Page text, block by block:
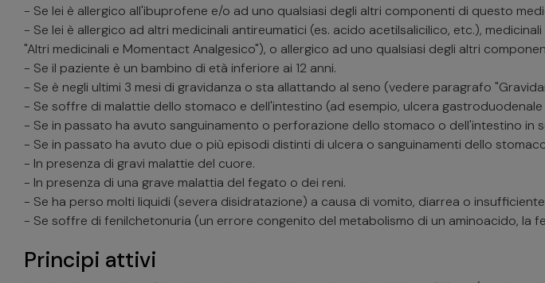
- Se lei è allergico all'ibuprofene e/o ad uno qualsiasi degli altri componenti di questo
- Se lei è allergico ad altri medicinali antireumatici (es. acido acetilsalicilico, etc.),
"Altri medicinali e Momentact Analgesico"), o allergico ad uno qualsiasi degli altri
- Se il paziente è un bambino di età inferiore ai 12 anni.
- Se è negli ultimi 3 mesi di gravidanza o sta allattando al seno (vedere paragrafo
- Se soffre di malattie dello stomaco e dell'intestino (ad esempio, ulcera
- Se in passato ha avuto sanguinamento o perforazione dello stomaco o dell'intestino in
- Se in passato ha avuto due o più episodi distinti di ulcera o sanguinamenti dello
- In presenza di gravi malattie del cuore.
- In presenza di una grave malattia del fegato o dei reni.
- Se ha perso molti liquidi (severa disidratazione) a causa di vomito, diarrea o
- Se soffre di fenilchetonuria (un errore congenito del metabolismo di un aminoacido, la
Principi attivi